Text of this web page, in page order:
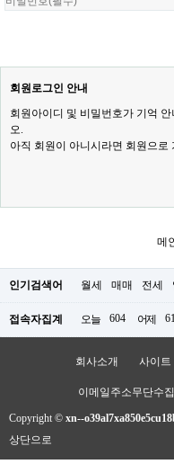
회원로그인 안내
회원아이디 및 비밀번호가 기억
오.
아직 회원이 아니시라면 회원으로
메
인기검색어 월세 매매 전세
접속자집계 오늘 604 어제
회사소개 사이트
이메일주소무단수
Copyright © xn--
상단으로